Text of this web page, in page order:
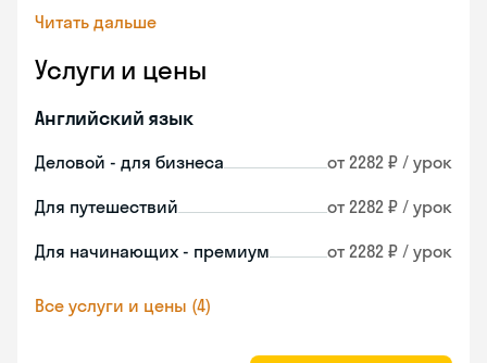
Читать дальше
Услуги и цены
Английский язык
Деловой - для бизнеса от 2282 ₽ / урок
Для путешествий от 2282 ₽ / урок
Для начинающих - премиум от 2282 ₽ / урок
Все услуги и цены (4)